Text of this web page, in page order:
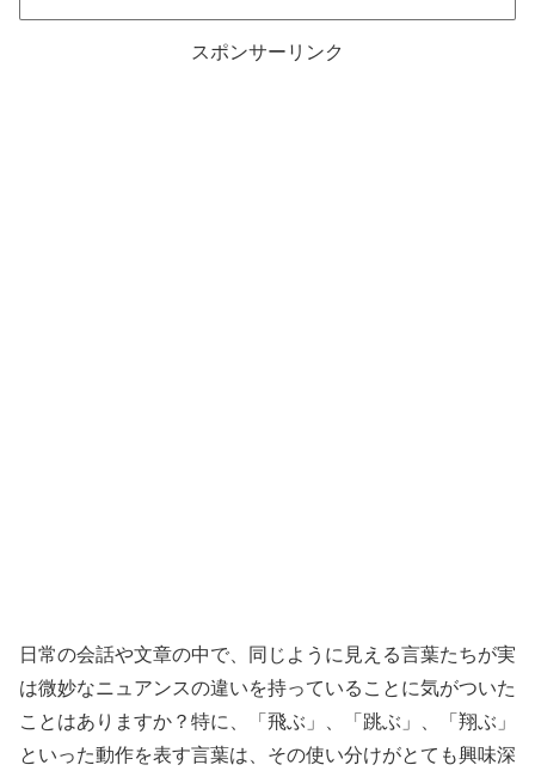
スポンサーリンク
日常の会話や文章の中で、同じように見える言葉たちが実
は微妙なニュアンスの違いを持っていることに気がついた
ことはありますか？特に、「飛ぶ」、「跳ぶ」、「翔ぶ」
といった動作を表す言葉は、その使い分けがとても興味深